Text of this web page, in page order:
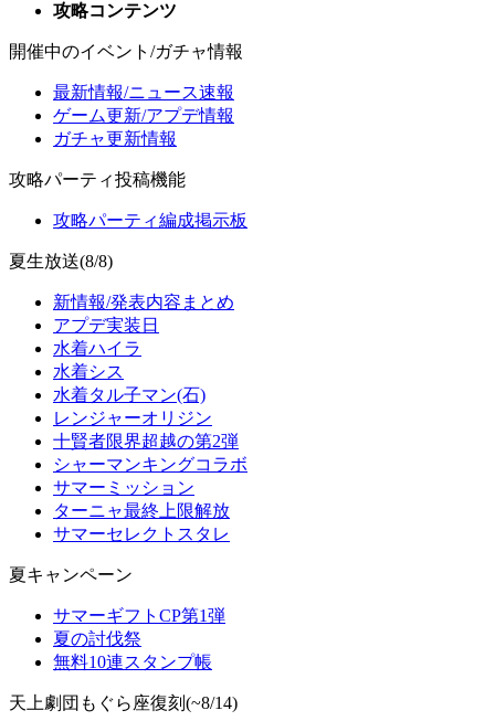
攻略コンテンツ
開催中のイベント/ガチャ情報
最新情報/ニュース速報
ゲーム更新/アプデ情報
ガチャ更新情報
攻略パーティ投稿機能
攻略パーティ編成掲示板
夏生放送(8/8)
新情報/発表内容まとめ
アプデ実装日
水着ハイラ
水着シス
水着タル子マン(石)
レンジャーオリジン
十賢者限界超越の第2弾
シャーマンキングコラボ
サマーミッション
ターニャ最終上限解放
サマーセレクトスタレ
夏キャンペーン
サマーギフトCP第1弾
夏の討伐祭
無料10連スタンプ帳
天上劇団もぐら座復刻(~8/14)